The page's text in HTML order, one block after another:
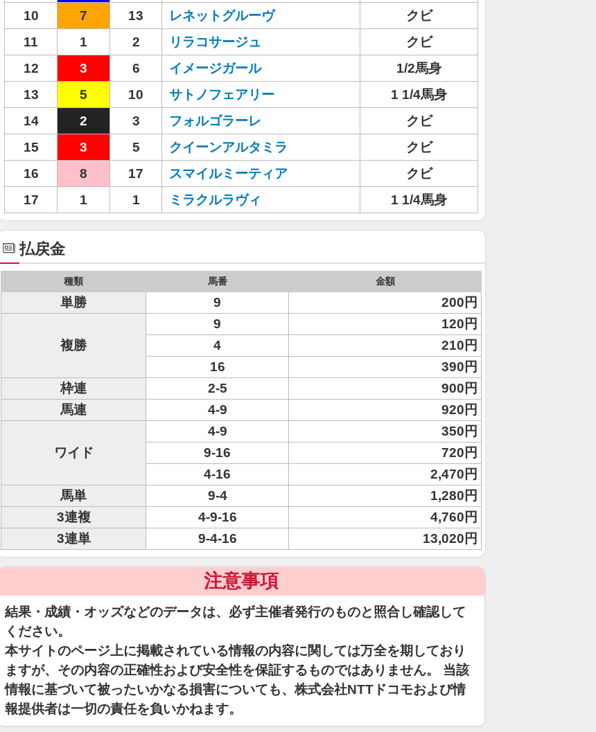
10
7 13 レネットグルーヴ
クビ
11
1 2 リラコサージュ
クビ
12
3 6 イメージガール
1/2馬身
13
5 10 サトノフェアリー
1 1/4馬身
14
2 3 フォルゴラーレ
クビ
15
3 5 クイーンアルタミラ
クビ
16
8 17 スマイルミーティア
クビ
17
1 1 ミラクルラヴィ 1 1/4馬身
払戻金
種類 馬番 金額
単勝 9 200円
複勝
9
120円
4
210円
16
390円
枠連
2-5
900円
馬連
4-9 920円
ワイド
4-9
350円
9-16
720円
4-16
2,470円
馬単
9-4
1,280円
3連複
4-9-16
4,760円
3連単
9-4-16 13,020円
注意事項
結果・成績・オッズなどのデータは、必ず主催者発行のものと照合し確認して
ください。
本サイトのページ上に掲載されている情報の内容に関しては万全を期しており
ますが、その内容の正確性および安全性を保証するものではありません。 当該
情報に基づいて被ったいかなる損害についても、株式会社NTTドコモおよび情
報提供者は一切の責任を負いかねます。